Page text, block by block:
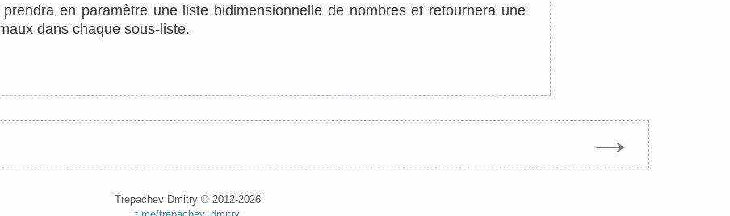
en paramètre une liste bidimensionnelle de nombres et retournera une
dans chaque sous-liste.
→
Trepachev Dmitry © 2012-2026